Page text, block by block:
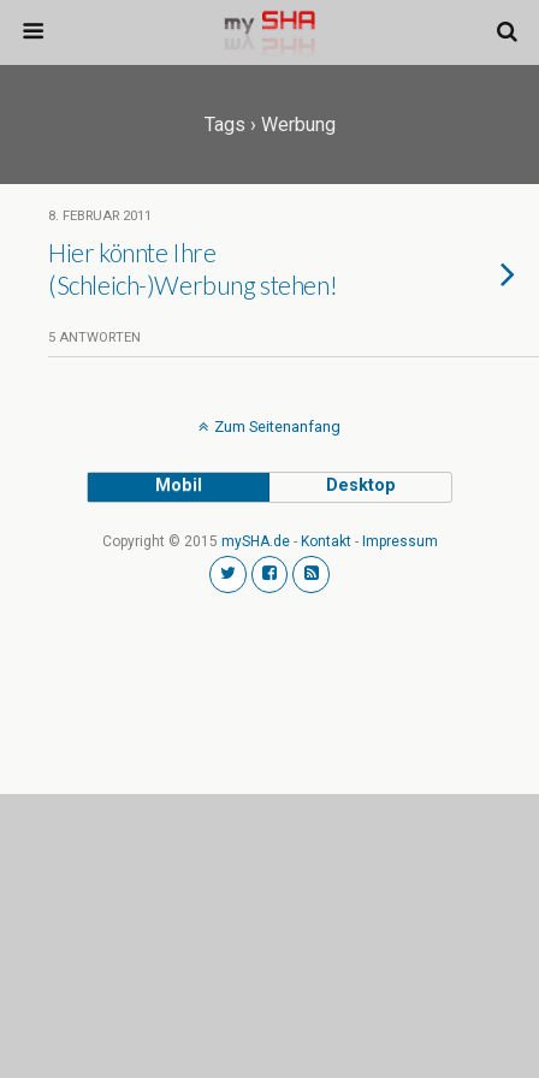
Tags › Werbung
8. FEBRUAR 2011
Hier könnte Ihre
(Schleich-)Werbung stehen!
5 ANTWORTEN
Zum Seitenanfang
Mobil Desktop
Copyright © 2015 mySHA.de- Kontakt- Impressum